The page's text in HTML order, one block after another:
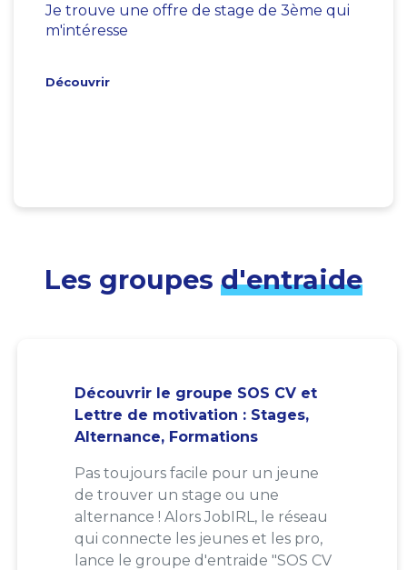
Je trouve une offre de stage de 3ème qui
m'intéresse
Découvrir
Les groupes d'entraide
Découvrir le groupe SOS CV et
Lettre de motivation : Stages,
Alternance, Formations
Pas toujours facile pour un jeune
de trouver un stage ou une
alternance ! Alors JobIRL, le réseau
qui connecte les jeunes et les pro,
lance le groupe d'entraide "SOS CV